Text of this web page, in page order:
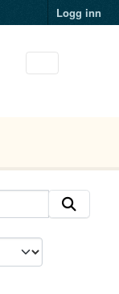
Logg inn